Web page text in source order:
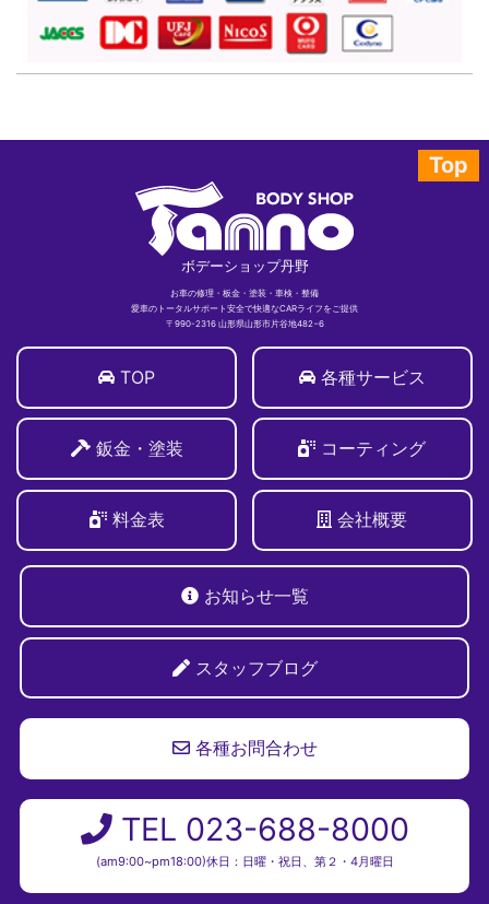
Top
ボデーショップ丹野
お車の修理・板金・塗装・車検・整備
愛車のトータルサポート安全で快適なCARライフをご提供
〒990-2316 山形県山形市片谷地482−6
TOP 各種サービス
鈑金・塗装 コーティング
料金表 会社概要
お知らせ一覧
スタッフブログ
各種お問合わせ
TEL 023-688-8000
(am9:00~pm18:00)休日：日曜・祝日、第２・4月曜日